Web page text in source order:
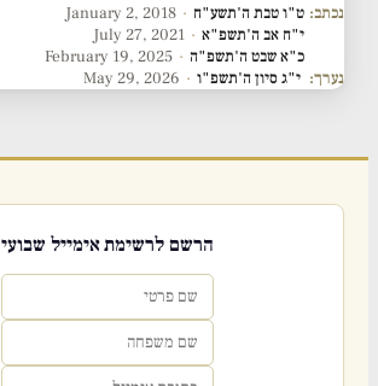
נכתב: ט"ו טבת ה'תשע"ח ·
January 2, 2018
י"ח אב ה'תשפ"א ·
July 27, 2021
כ"א שבט ה'תשפ"ה ·
February 19, 2025
נערך: י"ג סיון ה'תשפ"ו ·
May 29, 2026
הרשם לרשימת אימייל שבועי